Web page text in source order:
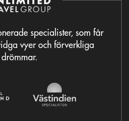
specialister, som får
vyer och förverkliga
drömmar.